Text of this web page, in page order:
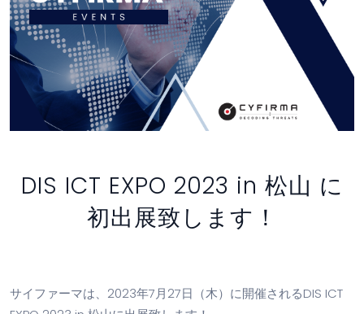
DIS ICT EXPO 2023 in 松山 に
初出展致します！
サイファーマは、2023年7月27日（木）に開催されるDIS ICT